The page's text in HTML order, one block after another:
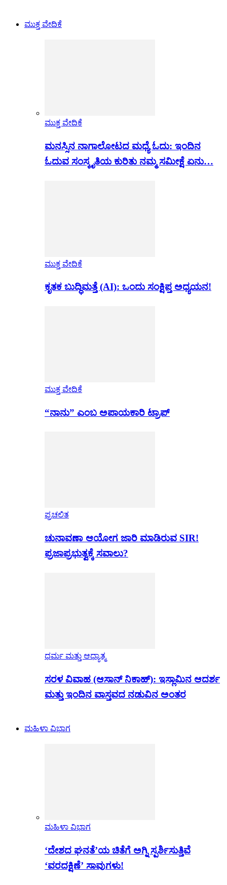
ಮುಕ್ತ ವೇದಿಕೆ
ಮುಕ್ತ ವೇದಿಕೆ
ಮನಸ್ಸಿನ ನಾಗಾಲೋಟದ ಮಧ್ಯೆ ಓದು: ಇಂದಿನ
ಓದುವ ಸಂಸ್ಕೃತಿಯ ಕುರಿತು ನಮ್ಮ ಸಮೀಕ್ಷೆ ಏನು…
ಮುಕ್ತ ವೇದಿಕೆ
ಕೃತಕ ಬುದ್ಧಿಮತ್ತೆ (AI): ಒಂದು ಸಂಕ್ಷಿಪ್ತ ಅಧ್ಯಯನ!
ಮುಕ್ತ ವೇದಿಕೆ
“ನಾನು” ಎಂಬ ಅಪಾಯಕಾರಿ ಟ್ರಾಪ್
ಪ್ರಚಲಿತ
ಚುನಾವಣಾ ಆಯೋಗ ಜಾರಿ ಮಾಡಿರುವ SIR!
ಪ್ರಜಾಪ್ರಭುತ್ವಕ್ಕೆ ಸವಾಲು?
ಧರ್ಮ ಮತ್ತು ಆಧ್ಯಾತ್ಮ
ಸರಳ ವಿವಾಹ (ಆಸಾನ್ ನಿಕಾಹ್): ಇಸ್ಲಾಮಿನ ಆದರ್ಶ
ಮತ್ತು ಇಂದಿನ ವಾಸ್ತವದ ನಡುವಿನ ಅಂತರ
ಮಹಿಳಾ ವಿಭಾಗ
ಮಹಿಳಾ ವಿಭಾಗ
‘ದೇಶದ ಘನತೆ’ಯ ಚಿತೆಗೆ ಅಗ್ನಿ ಸ್ಪರ್ಶಿಸುತ್ತಿವೆ
‘ವರದಕ್ಷಿಣೆ’ ಸಾವುಗಳು!